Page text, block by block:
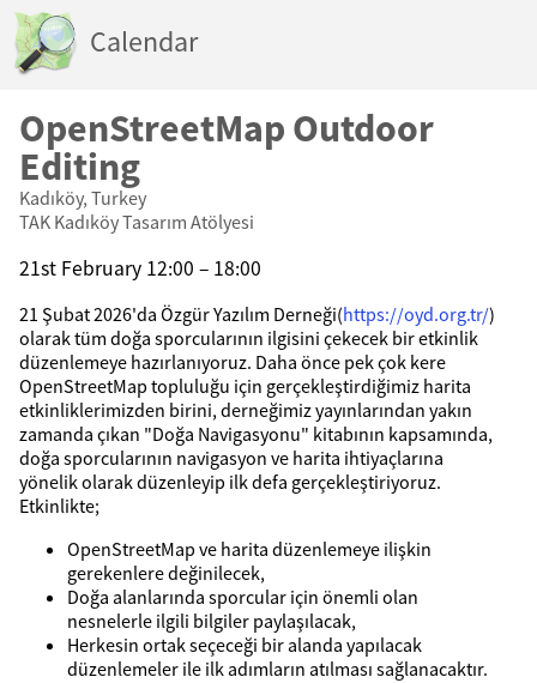
Calendar
OpenStreetMap Outdoor
Editing
Kadıköy, Turkey
TAK Kadıköy Tasarım Atölyesi
21st February 12:00 – 18:00
21 Şubat 2026'da Özgür Yazılım Derneği(https://oyd.org.tr/)
olarak tüm doğa sporcularının ilgisini çekecek bir etkinlik
düzenlemeye hazırlanıyoruz. Daha önce pek çok kere
OpenStreetMap topluluğu için gerçekleştirdiğimiz harita
etkinliklerimizden birini, derneğimiz yayınlarından yakın
zamanda çıkan "Doğa Navigasyonu" kitabının kapsamında,
doğa sporcularının navigasyon ve harita ihtiyaçlarına
yönelik olarak düzenleyip ilk defa gerçekleştiriyoruz.
Etkinlikte;
OpenStreetMap ve harita düzenlemeye ilişkin
gerekenlere değinilecek,
Doğa alanlarında sporcular için önemli olan
nesnelerle ilgili bilgiler paylaşılacak,
Herkesin ortak seçeceği bir alanda yapılacak
düzenlemeler ile ilk adımların atılması sağlanacaktır.